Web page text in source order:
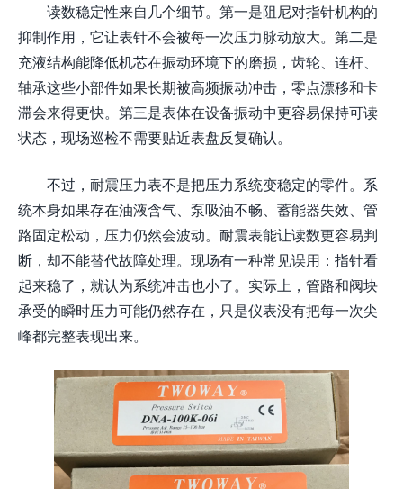
读数稳定性来自几个细节。第一是阻尼对指针机构的
抑制作用，它让表针不会被每一次压力脉动放大。第二是
充液结构能降低机芯在振动环境下的磨损，齿轮、连杆、
轴承这些小部件如果长期被高频振动冲击，零点漂移和卡
滞会来得更快。第三是表体在设备振动中更容易保持可读
状态，现场巡检不需要贴近表盘反复确认。
不过，耐震压力表不是把压力系统变稳定的零件。系
统本身如果存在油液含气、泵吸油不畅、蓄能器失效、管
路固定松动，压力仍然会波动。耐震表能让读数更容易判
断，却不能替代故障处理。现场有一种常见误用：指针看
起来稳了，就认为系统冲击也小了。实际上，管路和阀块
承受的瞬时压力可能仍然存在，只是仪表没有把每一次尖
峰都完整表现出来。